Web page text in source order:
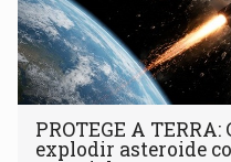
PROTEGE A
explodir asteroide